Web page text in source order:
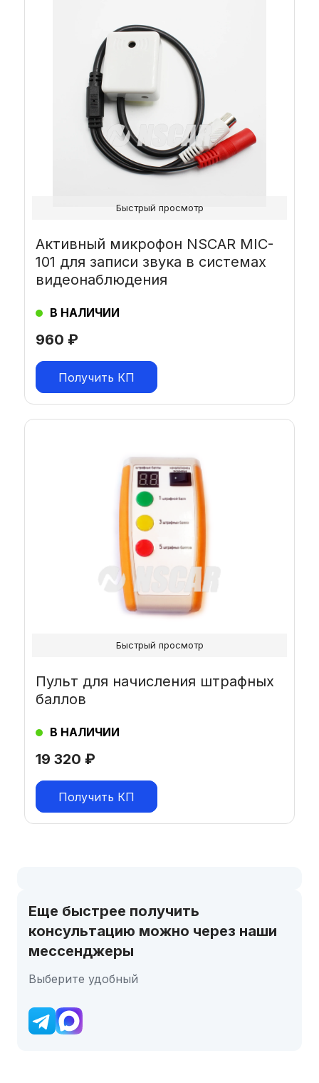
960 ₽
Активный микрофон NSCAR MIC-
101 для записи звука в системах
видеонаблюдения
В НАЛИЧИИ
Получить КП
Быстрый просмотр
19 320 ₽
Пульт для начисления штрафных
баллов
В НАЛИЧИИ
Получить КП
Быстрый просмотр
Еще быстрее получить
консультацию можно через наши
мессенджеры
Выберите удобный